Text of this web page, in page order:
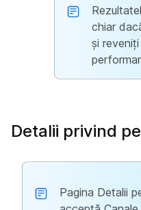
chiar
și
Detalii privind
Pagina Detalii